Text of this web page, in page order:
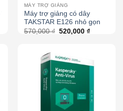
MÁY TRỢ GIẢNG
Máy trợ giảng có dây
TAKSTAR E126 nhỏ gọn
570,000₫ 520,000 ₫